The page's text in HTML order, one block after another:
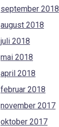
september 2018
august 2018
juli 2018
mai 2018
april 2018
februar 2018
november 2017
oktober 2017